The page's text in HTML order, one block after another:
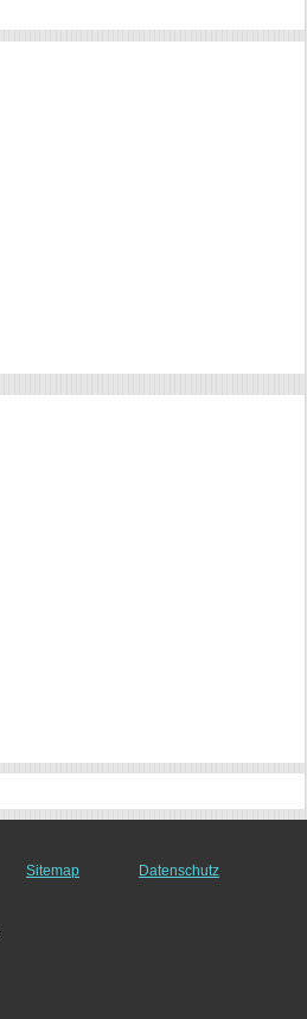
Sitemap Datenschutz